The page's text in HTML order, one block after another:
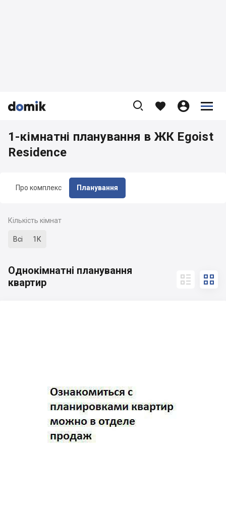


    


Про комплекс Планування
1-кімнатні планування в ЖК Egoist
Residence
Кількість кімнат
Всі 1К
Однокімнатні планування
квартир
 